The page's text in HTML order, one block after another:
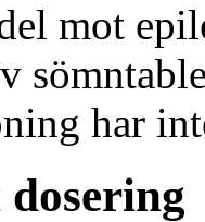
mot
har